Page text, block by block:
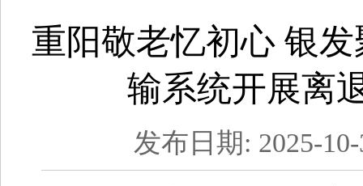
重阳敬老忆初心 银
输系统开展离
发布日期: 2025-